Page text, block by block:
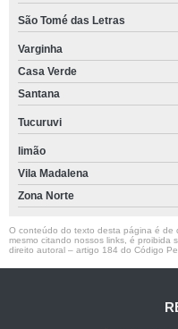
São Tomé das Letras
Varginha
Casa Verde
Santana
Tucuruvi
limão
Vila Madalena
Zona Norte
O conteúdo do texto desta página é de
mesmo citando nossos links, é proibida
direito autoral – artigo 184 do Código